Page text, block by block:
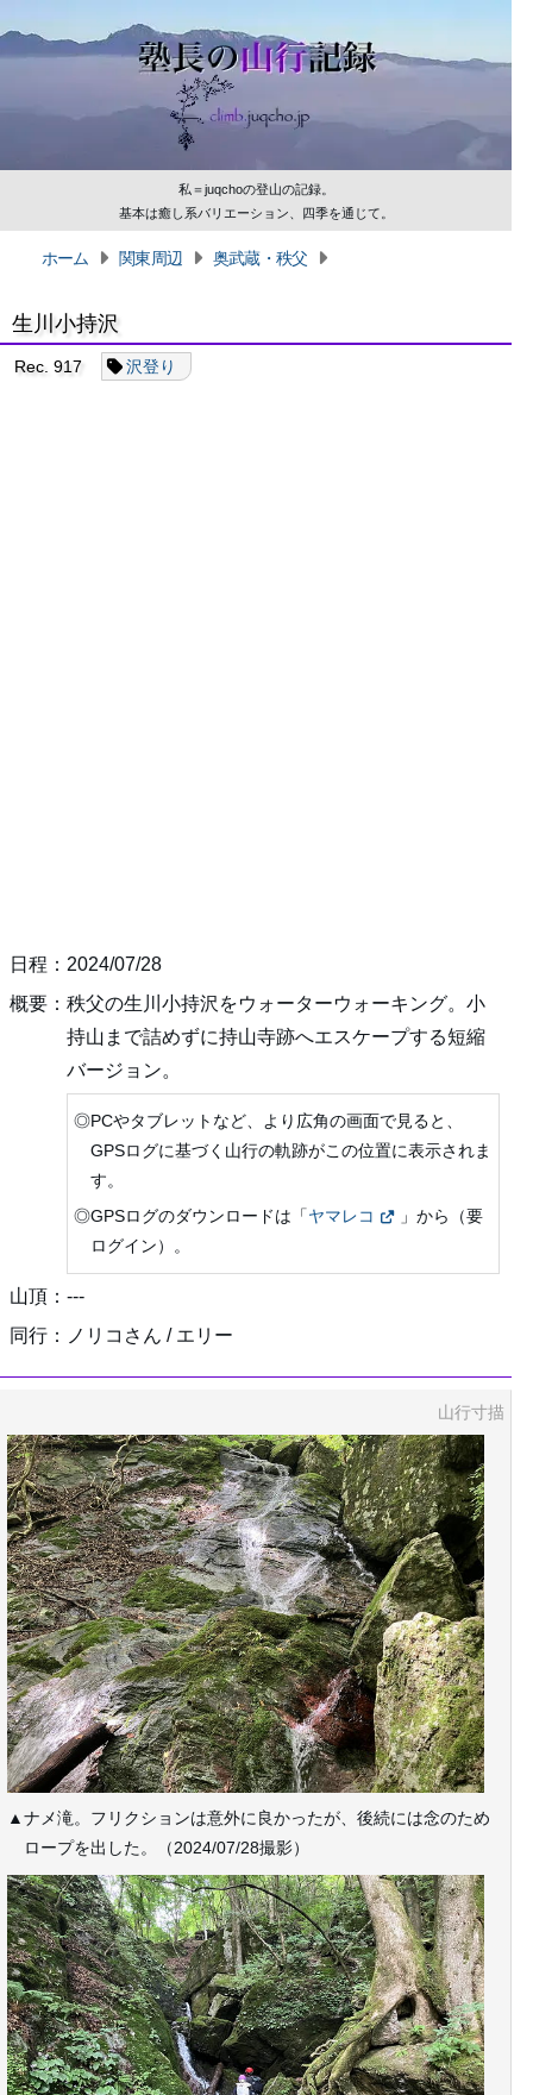
私＝juqchoの登山の記録。
基本は癒し系バリエーション、四季を通じて。
ホーム 関東周辺 奥武蔵・秩父
生川小持沢
Rec. 917 沢登り
日程：2024/07/28
概要：秩父の生川小持沢をウォーターウォーキング。小
持山まで詰めずに持山寺跡へエスケープする短縮
バージョン。
◎PCやタブレットなど、より広角の画面で見ると、
GPSログに基づく山行の軌跡がこの位置に表示されま
す。
◎GPSログのダウンロードは「ヤマレコ
」から（要
ログイン）。
山頂：---
同行：ノリコさん / エリー
山行寸描
▲ナメ滝。フリクションは意外に良かったが、後続には念のため
ロープを出した。（2024/07/28撮影）